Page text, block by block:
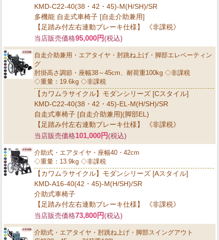
KMD-C22-40(38・42・45)-M(H/SH)/SR
多機能 自走式車椅子 [自走介助兼用]
【足踏み付左右連動ブレーキ仕様】 《非課税》
当店販売価格95,000円(税込)
自走介助兼用・エアタイヤ・肘跳ね上げ・脚部エレベーティン
グ
肘掛高さ調節・座幅38～45cm、耐荷重100kg ◇非課税
◇重量：19.6kg ◇非課税
【カワムラサイクル】モダンシリーズ [Cスタイル]
KMD-C22-40(38・42・45)-EL-M(H/SH)/SR
自走式車椅子 [自走介助兼用](脚部EL)
【足踏み付左右連動ブレーキ仕様】 《非課税》
当店販売価格101,000円(税込)
介助式・エアタイヤ・座幅40・42cm
◇重量：13.9kg ◇非課税
【カワムラサイクル】モダンシリーズ [Aスタイル]
KMD-A16-40(42・45)-M(H/SH)/SR
介助式車椅子
【足踏み付左右連動ブレーキ仕様】 《非課税》
当店販売価格73,800円(税込)
介助式・エアタイヤ・肘跳ね上げ・脚部スイングアウト